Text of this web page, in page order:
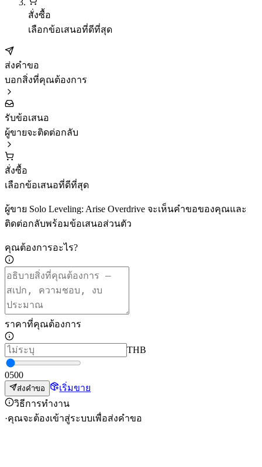
สั่งซื้อ
เลือกข้อเสนอที่ดีที่สุด
ส่งคำขอ
บอกสิ่งที่คุณต้องการ
รับข้อเสนอ
ผู้ขายจะติดต่อกลับ
สั่งซื้อ
เลือกข้อเสนอที่ดีที่สุด
ผู้ขาย Solo Leveling: Arise Overdrive จะเห็นคำขอของคุณและ
ติดต่อกลับพร้อมข้อเสนอส่วนตัว
คุณต้องการอะไร?
ราคาที่คุณต้องการ
THB
0500
ส่งคำขอ
เริ่มขาย
วิธีการทำงาน
·คุณจะต้องเข้าสู่ระบบเพื่อส่งคำขอ